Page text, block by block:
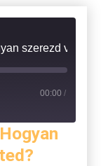
00:00 /